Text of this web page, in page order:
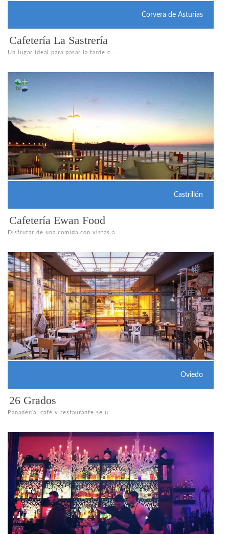
Corvera de Asturias
Cafetería La Sastrería
Un lugar ideal para pasar la tarde c...
Castrillón
Cafetería Ewan Food
Disfrutar de una comida con vistas a...
Oviedo
26 Grados
Panadería, café y restaurante se u...